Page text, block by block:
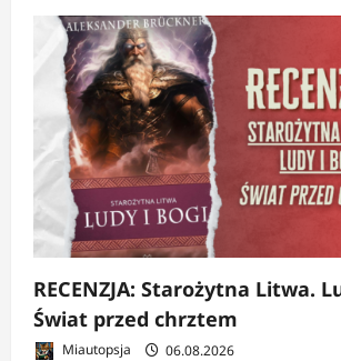
RECENZJA: Starożytna Litwa.
Świat przed chrztem
Miautopsja 06.08.2026